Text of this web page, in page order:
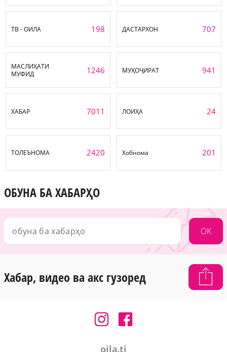
ТВ - ОИЛА 198 ДАСТАРХОН 707
МАСЛИҲАТИ
МУФИД
1246 МУҲОҶИРАТ 941
ХАБАР 7011 ЛОИҲА 24
ТОЛЕЪНОМА 2420 Хобнома 201
ОБУНА БА ХАБАРҲО
OK
Хабар, видео ва акс гузоред
oila.tj